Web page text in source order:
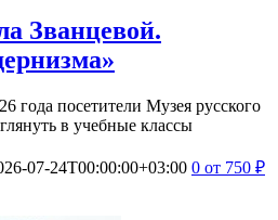
Званцевой.
года посетители Музея русского
в учебные классы
07-24T00:00:00+03:00 0 от 750 ₽